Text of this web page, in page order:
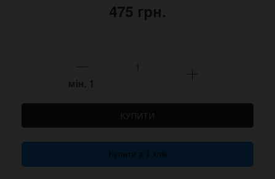
475 грн.
мін. 1
КУПИТИ
Купити в 1 клік